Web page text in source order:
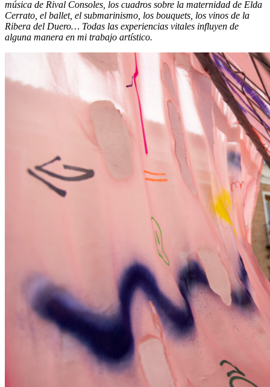
música de Rival Consoles, los cuadros sobre la maternidad de Elda
Cerrato, el ballet, el submarinismo, los bouquets, los vinos de la
Ribera del Duero… Todas las experiencias vitales influyen de
alguna manera en mi trabajo artístico.